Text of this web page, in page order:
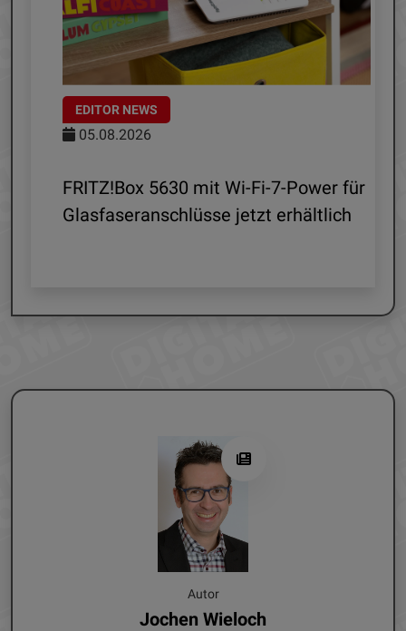
EDITOR NEWS
05.08.2026
FRITZ!Box 5630 mit Wi-Fi-7-Power für
Glasfaseranschlüsse jetzt erhältlich
Autor
Jochen Wieloch